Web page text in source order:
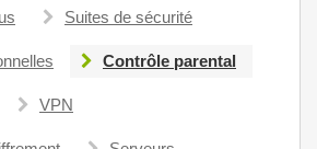
Suites de sécurité
Contrôle parental
VPN